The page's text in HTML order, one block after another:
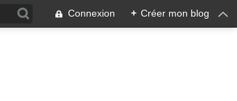
Connexion + Créer mon blog